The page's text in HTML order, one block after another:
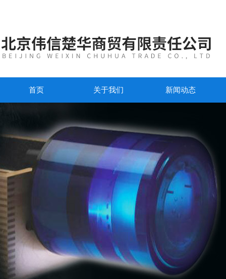
首页 关于我们 新闻动态